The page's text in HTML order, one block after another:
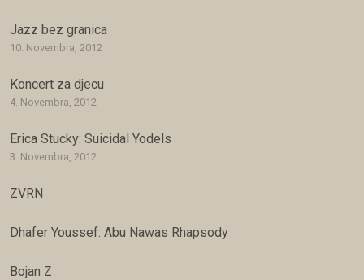
Jazz bez granica
10. Novembra, 2012
Koncert za djecu
4. Novembra, 2012
Erica Stucky: Suicidal Yodels
3. Novembra, 2012
ZVRN
Dhafer Youssef: Abu Nawas Rhapsody
Bojan Z